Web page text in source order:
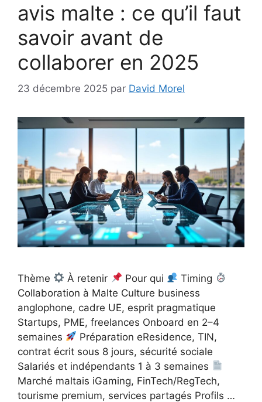
avis malte : ce qu’il faut
savoir avant de
collaborer en 2025
23 décembre 2025 par David Morel
Thème À retenir Pour qui
Timing
Collaboration à Malte Culture business
anglophone, cadre UE, esprit pragmatique
Startups, PME, freelances Onboard en 2–4
semaines
Préparation eResidence, TIN,
contrat écrit sous 8 jours, sécurité sociale
Salariés et indépendants 1 à 3 semaines
Marché maltais iGaming, FinTech/RegTech,
tourisme premium, services partagés Profils …